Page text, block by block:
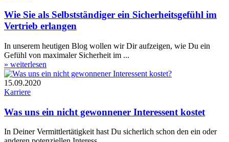
Wie Sie als Selbstständiger ein Sicherheits­gefühl im
Vertrieb erlangen
In unserem heutigen Blog wollen wir Dir aufzeigen, wie Du ein
Gefühl von maximaler Sicherheit im ...
» weiterlesen
15.09.2020
Karriere
Was uns ein nicht gewonnener Interessent kostet
In Deiner Vermittlertätigkeit hast Du sicherlich schon den ein oder